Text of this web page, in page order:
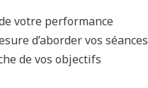
votre performance
d’aborder vos séances
de vos objectifs